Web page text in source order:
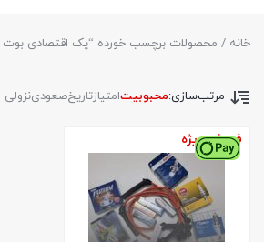
خانه / محصولات برچسب خورده “پک اقتصادی بوت 206 تیپ 5 و شمع پایه بلند”
مرتب‌سازی:محبوبیتامتیازتاریخصعودینزولی
فروش ویژه